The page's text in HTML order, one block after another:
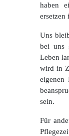
haben
ersetzen
Uns
bei uns
Leben
wird in
eigenen
sein.
Für